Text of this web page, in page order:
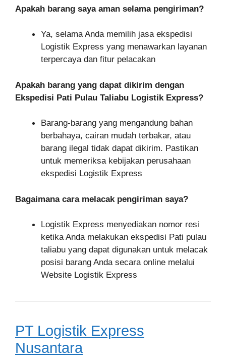
Apakah barang saya aman selama pengiriman?
Ya, selama Anda memilih jasa ekspedisi
Logistik Express yang menawarkan layanan
terpercaya dan fitur pelacakan
Apakah barang yang dapat dikirim dengan
Ekspedisi Pati Pulau Taliabu Logistik Express?
Barang-barang yang mengandung bahan
berbahaya, cairan mudah terbakar, atau
barang ilegal tidak dapat dikirim. Pastikan
untuk memeriksa kebijakan perusahaan
ekspedisi Logistik Express
Bagaimana cara melacak pengiriman saya?
Logistik Express menyediakan nomor resi
ketika Anda melakukan ekspedisi Pati pulau
taliabu yang dapat digunakan untuk melacak
posisi barang Anda secara online melalui
Website Logistik Express
PT Logistik Express
Nusantara